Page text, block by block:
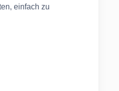
einfach zu